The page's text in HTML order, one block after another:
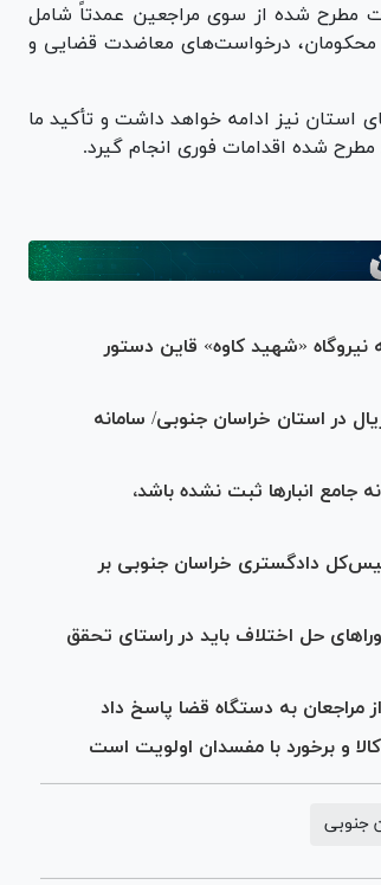
مطرح شده از سوی مراجعین عمدتاً شامل
محکومان، درخواست‌های معاضدت قضایی و
استان نیز ادامه خواهد داشت و تأکید ما
شده اقدامات فوری انجام گیرد.
«شهید کاوه» قاین دستور
و قاچاق به ارزش بیش ۴۰۰ میلیارد ریال در استان خراسان جنوبی/ سامانه
انبار‌ها ثبت نشده باشد،
دادگستری خراسان جنوبی بر
حل اختلاف باید در راستای تحقق
و برخورد با مفسدان اولویت است
جنوبی